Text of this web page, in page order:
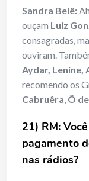
Sandra Belê:
ouçam Luiz
consagradas,
ouviram.
Aydar, Lenine,
recomendo os
Cabruêra, Ô
21) RM:
pagamento
nas rádios?